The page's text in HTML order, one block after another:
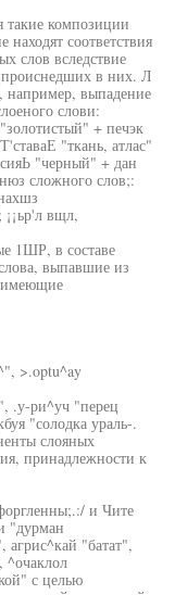
такие композиции
соответствия
слов вследствие
происнедших в них. Л
например, выпадение
слови:
+ печэк
"ткань, атлас"
"черный" + дан
сложного слов;:
вщл,
1ШР, в составе
выпавшие из
имеющие
>.optu^ay
.у-ри^уч "перец
"солодка ураль-.
слояных
принадлежности к
и Чите
"дурман
агрис^кай "батат",
с целью